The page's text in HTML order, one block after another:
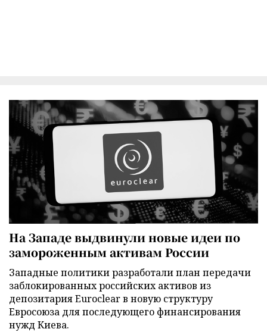
На Западе выдвинули новые идеи по
замороженным активам России
Западные политики разработали план передачи
заблокированных российских активов из
депозитария Euroclear в новую структуру
Евросоюза для последующего финансирования
нужд Киева.